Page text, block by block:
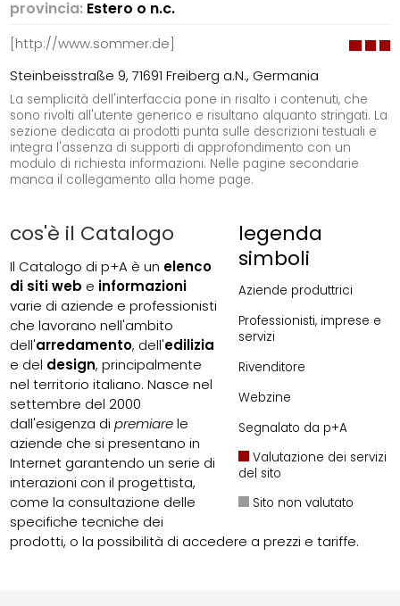
provincia: Estero o n.c.
[http://www.sommer.de]
Steinbeisstraße 9, 71691 Freiberg a.N., Germania
La semplicità dell'interfaccia pone in risalto i contenuti, che
sono rivolti all'utente generico e risultano alquanto stringati. La
sezione dedicata ai prodotti punta sulle descrizioni testuali e
integra l'assenza di supporti di approfondimento con un
modulo di richiesta informazioni. Nelle pagine secondarie
manca il collegamento alla home page.
legenda
simboli
Aziende produttrici
Professionisti, imprese e
servizi
Rivenditore
Webzine
Segnalato da p+A
Valutazione dei servizi
del sito
Sito non valutato
cos'è il Catalogo
Il Catalogo di p+A è un elenco
di siti web e informazioni
varie di aziende e professionisti
che lavorano nell'ambito
dell'arredamento, dell'edilizia
e del design, principalmente
nel territorio italiano. Nasce nel
settembre del 2000
dall'esigenza dipremiarele
aziende che si presentano in
Internet garantendo un serie di
interazioni con il progettista,
come la consultazione delle
specifiche tecniche dei
prodotti, o la possibilità di accedere a prezzi e tariffe.